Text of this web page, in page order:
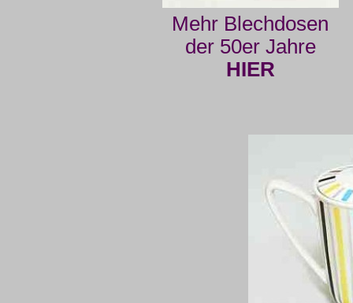
Mehr Blechdosen
der 50er Jahre
HIER